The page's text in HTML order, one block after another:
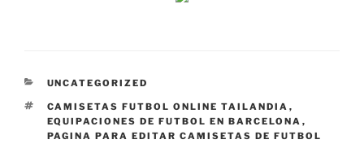
CATEGORÍAS
UNCATEGORIZED
ETIQUETAS
CAMISETAS FUTBOL ONLINE TAILANDIA ,
EQUIPACIONES DE FUTBOL EN BARCELONA ,
PAGINA PARA EDITAR CAMISETAS DE FUTBOL